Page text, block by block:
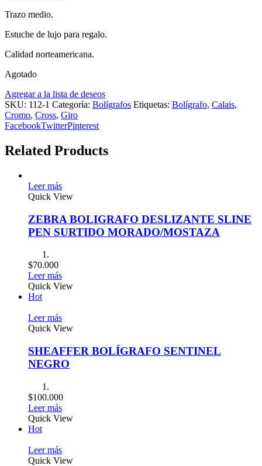
Trazo medio.
Estuche de lujo para regalo.
Calidad norteamericana.
Agotado
Agregar a la lista de deseos
SKU: 112-1 Categoría: Bolígrafos Etiquetas: Bolígrafo, Calais,
Cromo, Cross, Giro
FacebookTwitterPinterest
Related Products
Leer más
Quick View
ZEBRA BOLIGRAFO DESLIZANTE SLINE
PEN SURTIDO MORADO/MOSTAZA
$70.000
Leer más
Quick View
Hot
Leer más
Quick View
SHEAFFER BOLÍGRAFO SENTINEL
NEGRO
$100.000
Leer más
Quick View
Hot
Leer más
Quick View